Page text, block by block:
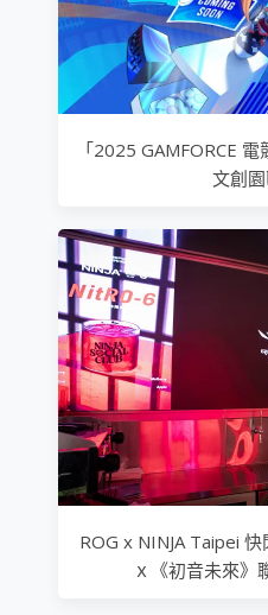
「2025 GAMFORCE
文創
ROG x NINJA Taipei
ｘ《初音未來》